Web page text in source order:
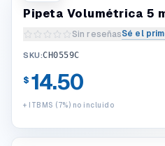
Pipeta Volumétrica 5
Sin reseñasSé el
Escribir una reseña del producto
SKU:CH0559C
$ 14.50
+ ITBMS (7%) no incluido